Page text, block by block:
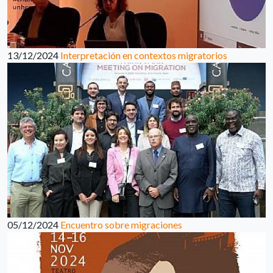
13/12/2024 Interpretación en contextos migratorios
05/12/2024 Encuentro sobre migraciones